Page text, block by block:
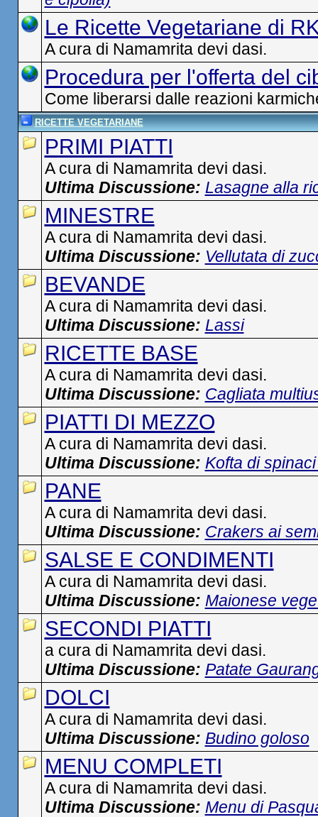
Le Ricette Vegetariane di
A cura di Namamrita devi dasi.
Procedura per l'offerta del
Come liberarsi dalle reazioni
RICETTE VEGETARIANE
PRIMI PIATTI
A cura di Namamrita devi dasi.
Ultima Discussione: Lasagne alla
MINESTRE
A cura di Namamrita devi dasi.
Ultima Discussione: Vellutata di
BEVANDE
A cura di Namamrita devi dasi.
Ultima Discussione: Lassi
RICETTE BASE
A cura di Namamrita devi dasi.
Ultima Discussione: Cagliata
PIATTI DI MEZZO
A cura di Namamrita devi dasi.
Ultima Discussione: Kofta di
PANE
A cura di Namamrita devi dasi.
Ultima Discussione: Crakers ai
SALSE E CONDIMENTI
A cura di Namamrita devi dasi.
Ultima Discussione: Maionese
SECONDI PIATTI
a cura di Namamrita devi dasi.
Ultima Discussione: Patate
DOLCI
A cura di Namamrita devi dasi.
Ultima Discussione: Budino goloso
MENU COMPLETI
A cura di Namamrita devi dasi.
Ultima Discussione: Menu di